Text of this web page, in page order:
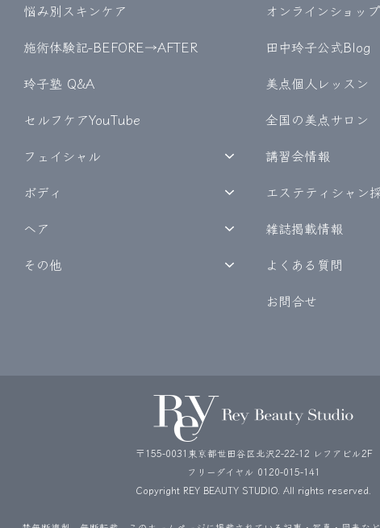
悩み別スキンケア
施術体験記-BEFORE→AFTER
玲子塾 Q&A
セルフケアYouTube
フェイシャル
ボディ
ヘア
その他
オンラインショップ
田中玲子公式Blog
美点個人レッスン
全国の美点サロン
講習会情報
エステティシャン
雑誌掲載情報
よくある質問
お問合せ
〒155-0031東京都世田谷区北沢2-22-12 レフアビル2F
フリーダイヤル 0120-015-141
Copyright REY BEAUTY STUDIO. All rights reserved.